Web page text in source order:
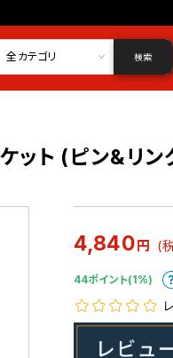
全カテゴリ 検索
ット (ピン&リ
4,840円 (
44ポイント(1%)